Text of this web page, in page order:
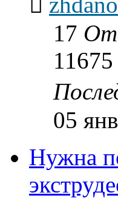
17
11675
05
Нужна